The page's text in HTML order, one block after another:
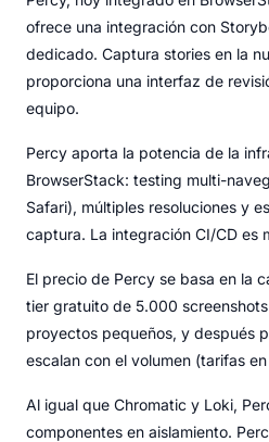
ofrece una integración con
dedicado. Captura stories en la
proporciona una interfaz de
equipo.
Percy aporta la potencia de la
BrowserStack: testing multi-
Safari), múltiples resoluciones y
captura. La integración CI/CD es
El precio de Percy se basa en la
tier gratuito de 5.000
proyectos pequeños, y después
escalan con el volumen (tarifas
Al igual que Chromatic y Loki,
componentes en aislamiento.